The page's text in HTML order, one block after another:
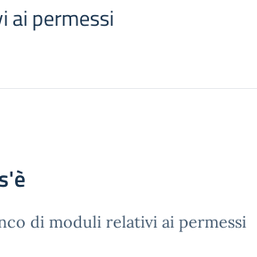
ai permessi
di moduli relativi ai permessi